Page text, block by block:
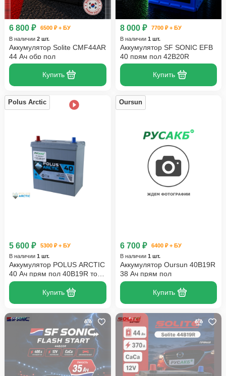
6 800 ₽
6500 ₽ + БУ
В наличии 2 шт.
Аккумулятор Solite CMF44AR
44 Ач обр пол
Купить
8 000 ₽
7700 ₽ + БУ
В наличии 1 шт.
Аккумулятор SF SONIC EFB
40 прям пол 42B20R
Купить
Polus Arctic
5 600 ₽
5300 ₽ + БУ
В наличии 1 шт.
Аккумулятор POLUS ARCTIC
40 Ач прям пол 40B19R тонк
кл
Купить
Oursun
6 700 ₽
6400 ₽ + БУ
В наличии 1 шт.
Аккумулятор Oursun 40B19R
38 Ач прям пол
Купить